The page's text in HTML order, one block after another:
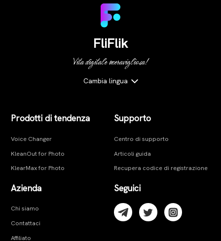
FliFlik
Vita digitale meravigliosa!
Cambia lingua
Prodotti di tendenza
Voice Changer
KleanOut for Photo
KlearMax for Photo
Supporto
Centro di supporto
Articoli guida
Recupera codice di registrazione
Azienda
Chi siamo
Contattaci
Affiliato
Seguici